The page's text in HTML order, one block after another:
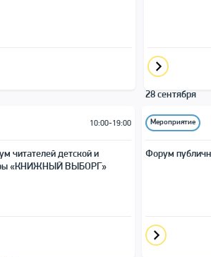
10:00-19:00
читателей детской и
«КНИЖНЫЙ ВЫБОРГ»
28 сентября
Мероприятие
Форум